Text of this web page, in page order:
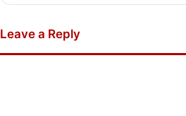
Leave a Reply